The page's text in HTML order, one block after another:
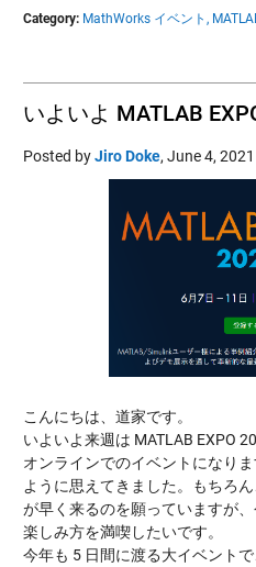
Category: MathWorks イベント,
いよいよ MATLAB
Posted byJiro Doke, June 4, 2021
こんにちは、道家です。
いよいよ来週は MATLAB EXPO
オンラインでのイベントになり
ように思えてきました。もちろ
が早く来るのを願っていますが
楽しみ方を満喫したいです。
今年も 5 日間に渡る大イベント